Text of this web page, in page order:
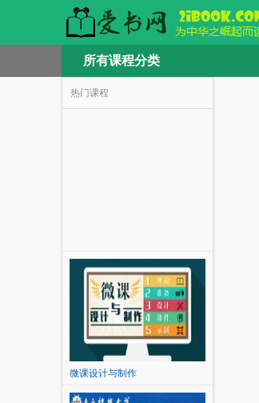
所有课程分类
热门课程
微课设计与制作